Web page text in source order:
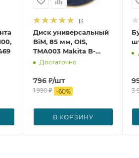
13
Диск универсальный
BiM, 85 мм, OIS,
TMA003 Makita B-
21294
Достаточно
796 ₽/шт
1 990₽ -60%
В КОРЗИНУ
3